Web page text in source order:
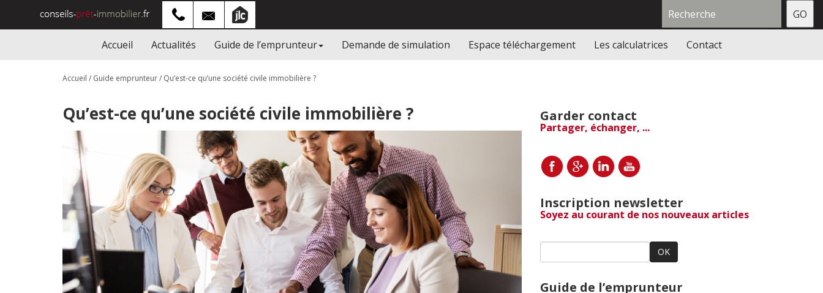
Accueil Actualités Guide de l’emprunteur Demande de simulation Espace téléchargement Les calculatrices Contact
Accueil / Guide emprunteur/ Qu’est-ce qu’une société civile immobilière ?
Qu’est-ce qu’une société civile immobilière ? Garder contact
Partager, échanger, ...
Inscription newsletter
Soyez au courant de nos nouveaux articles
OK
Guide de l’emprunteur